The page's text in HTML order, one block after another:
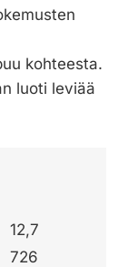
kohteesta.
luoti leviää
12,7
726